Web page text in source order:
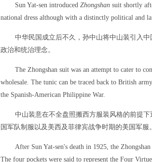
Sun Yat-sen introduced Zhongshan suit shortly
national dress although with a distinctly political and
中华民国成立后不久，孙中山将中山装引入
政治和统治理念。
The Zhongshan suit was an attempt to cater to
wholesale. The tunic can be traced back to British
the Spanish-American Philippine War.
中山装意在不全盘照搬西方服装风格的前提
国军队制服以及美西及菲律宾战争时期的美国军服。
After Sun Yat-sen's death in 1925, the
The four pockets were said to represent the Four